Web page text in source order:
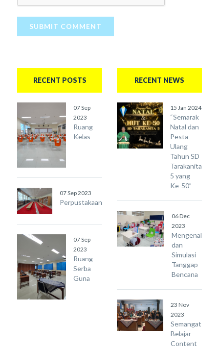
SUBMIT COMMENT
RECENT POSTS
07 Sep
2023
Ruang
Kelas
07 Sep 2023
Perpustakaan
07 Sep
2023
Ruang
Serba
Guna
RECENT NEWS
15 Jan 2024
“Semarak
Natal dan
Pesta
Ulang
Tahun SD
Tarakanita
5 yang
Ke-50”
06 Dec
2023
Mengenal
dan
Simulasi
Tanggap
Bencana
23 Nov
2023
Semangat
Belajar
Content